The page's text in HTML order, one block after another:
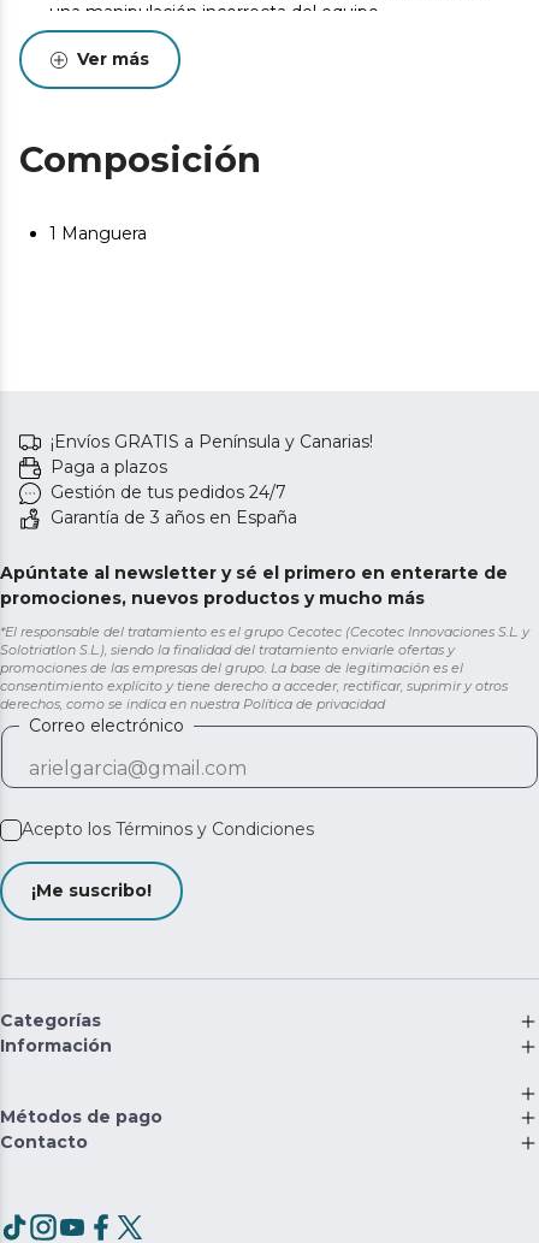
una manipulación incorrecta del equipo.
Los accesorios originales garantizan la máxima calidad y
el mejor rendimiento. Se recomienda realizar
Ver más
Composición
1 Manguera
¡Envíos GRATIS a Península y Canarias!
Paga a plazos
Gestión de tus pedidos 24/7
Garantía de 3 años en España
Apúntate al newsletter y sé el primero en enterarte de
promociones, nuevos productos y mucho más
*El responsable del tratamiento es el grupo Cecotec (Cecotec Innovaciones S.L. y
Solotriatlon S.L.), siendo la finalidad del tratamiento enviarle ofertas y
promociones de las empresas del grupo. La base de legitimación es el
consentimiento explícito y tiene derecho a acceder, rectificar, suprimir y otros
derechos, como se indica en nuestra Política de privacidad
Correo electrónico
Acepto los Términos y Condiciones
¡Me suscribo!
Categorías
Información
Métodos de pago
Contacto